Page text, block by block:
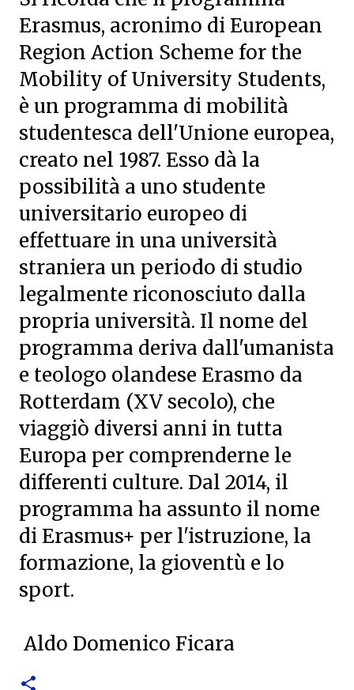
Erasmus, acronimo di European
Region Action Scheme for the
Mobility of University Students,
è un programma di mobilità
studentesca dell'Unione europea,
creato nel 1987. Esso dà la
possibilità a uno studente
universitario europeo di
effettuare in una università
straniera un periodo di studio
legalmente riconosciuto dalla
propria università. Il nome del
programma deriva dall'umanista
e teologo olandese Erasmo da
Rotterdam (XV secolo), che
viaggiò diversi anni in tutta
Europa per comprenderne le
differenti culture. Dal 2014, il
programma ha assunto il nome
di Erasmus+ per l'istruzione, la
formazione, la gioventù e lo
sport.
Aldo Domenico Ficara